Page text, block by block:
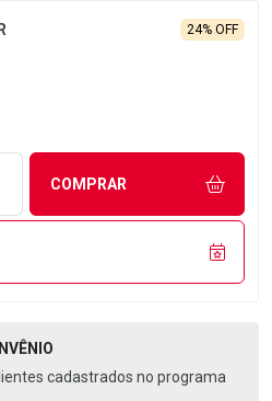
24% OFF
UMA UNIDADE
COMPRAR
cadastrados no programa